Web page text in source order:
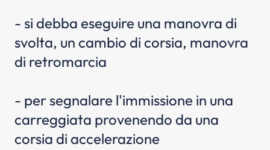
- si debba eseguire una manovra di
svolta, un cambio di corsia, manovra
di retromarcia
- per segnalare l'immissione in una
carreggiata provenendo da una
corsia di accelerazione